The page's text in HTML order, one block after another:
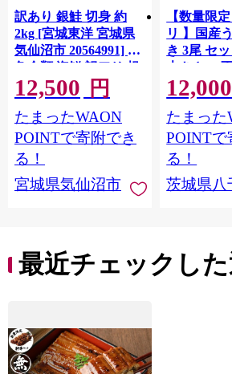
訳あり 銀鮭 切身 約
2kg [宮城東洋 宮城県
気仙沼市 20564991] 鮭
魚介類 海鮮 訳アリ 規
格外 不揃い さけ サケ
鮭切身 シャケ 切り身
冷凍 家庭用 おかず 弁
当 支援 サーモン 銀鮭
切り身 魚 わけあり
12,500 円
たまったWAON
POINTで寄附でき
る！
宮城県気仙沼市
【数量限
リ 】国産
き 3尾 セ
大きさ の
レ・山椒付
鰻 ふぞろ
な重 ひつ
茨城 八千
と納税 冷
12,000
たまった
POINTで
る！
茨城県八
最近チェックし